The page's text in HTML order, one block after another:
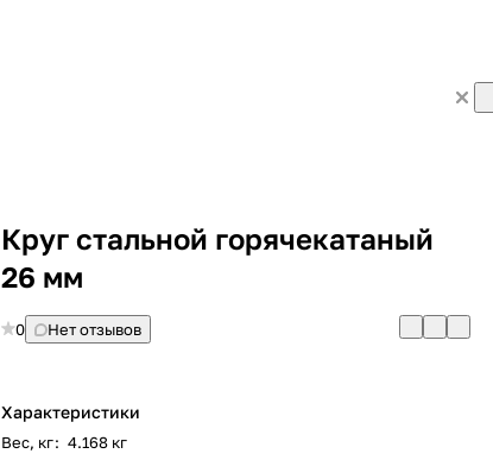
Круг стальной горячекатаный
26 мм
0 Нет отзывов
Характеристики
Вес, кг: 4.168 кг